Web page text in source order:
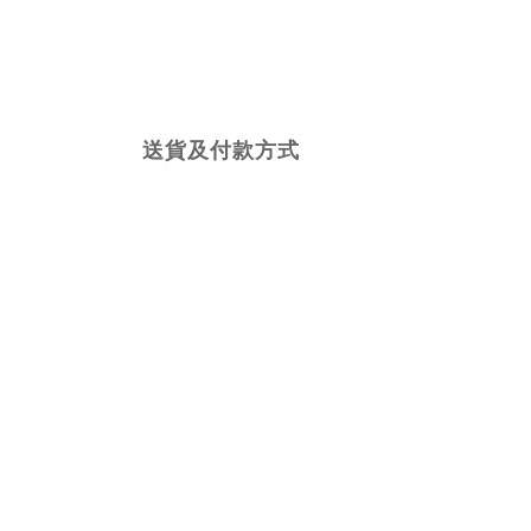
送貨及付款方式